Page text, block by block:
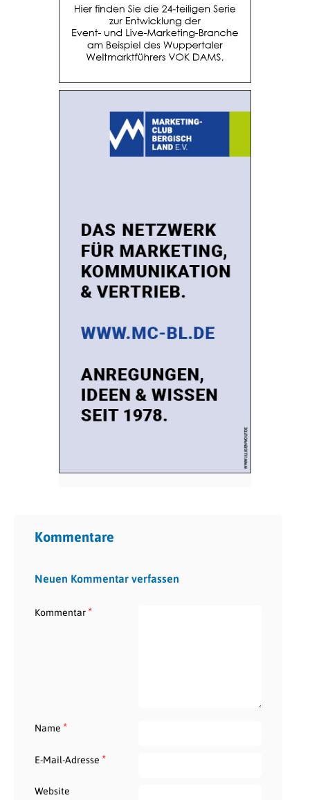
Kommentare
Neuen Kommentar verfassen
Kommentar*
Name *
E-Mail-Adresse *
Website